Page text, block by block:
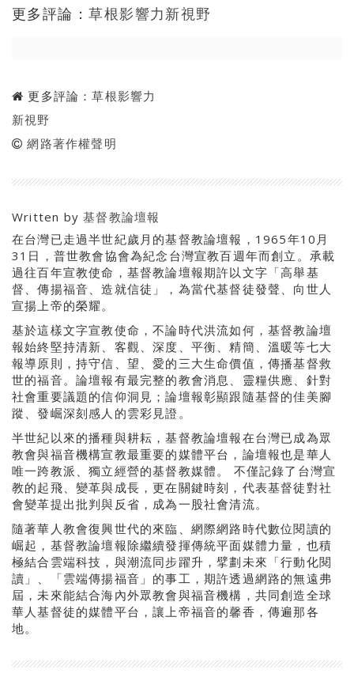
更多評論：草根影響力新視野
更多評論：草根影響力
新視野
網路著作權聲明
Written by基督教論壇報
在台灣已走過半世紀歲月的基督教論壇報，1965年10月
31日，普世教會協會為紀念台灣宣教百週年而創立。承載
過往百年宣教使命，基督教論壇報期許以文字「高舉基
督、傳揚福音、造就信徒」，為當代基督徒發聲、向世人
宣揚上帝的榮耀。
基於這樣文字宣教使命，不論時代洪流如何，基督教論壇
報始終堅持清新、客觀、深度、平衡、精簡、溫暖等七大
報導原則，持守信、望、愛的三大生命價值，傳播基督救
世的福音。論壇報有最完整的教會消息、靈糧供應、針對
社會重要議題的信仰洞見；論壇報彰顯跟隨基督的佳美腳
蹤、發崛深刻感人的雲彩見證。
半世紀以來的播種與耕耘，基督教論壇報在台灣已成為眾
教會與福音機構宣教最重要的媒體平台，論壇報也是華人
唯一跨教派、獨立經營的基督教媒體。 不僅記錄了台灣宣
教的起飛、變革與成長，更在關鍵時刻，代表基督徒對社
會變革提出批判與反省，成為一股社會清流。
隨著華人教會復興世代的來臨、網際網路時代數位閱讀的
崛起，基督教論壇報除繼續發揮傳統平面媒體力量，也積
極結合雲端科技，與潮流同步躍升，擘劃未來「行動化閱
讀」、「雲端傳揚福音」的事工，期許透過網路的無遠弗
屆，未來能結合海內外眾教會與福音機構，共同創造全球
華人基督徒的媒體平台，讓上帝福音的馨香，傳遍那各
地。